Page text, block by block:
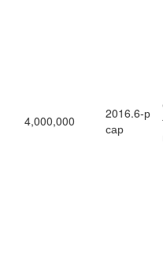
4,000,000
2016.6-р
сар